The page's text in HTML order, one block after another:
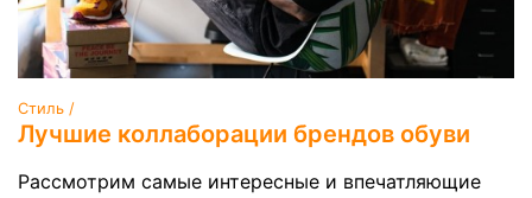
Стиль /
Лучшие коллаборации брендов обуви
Рассмотрим самые интересные и впечатляющие